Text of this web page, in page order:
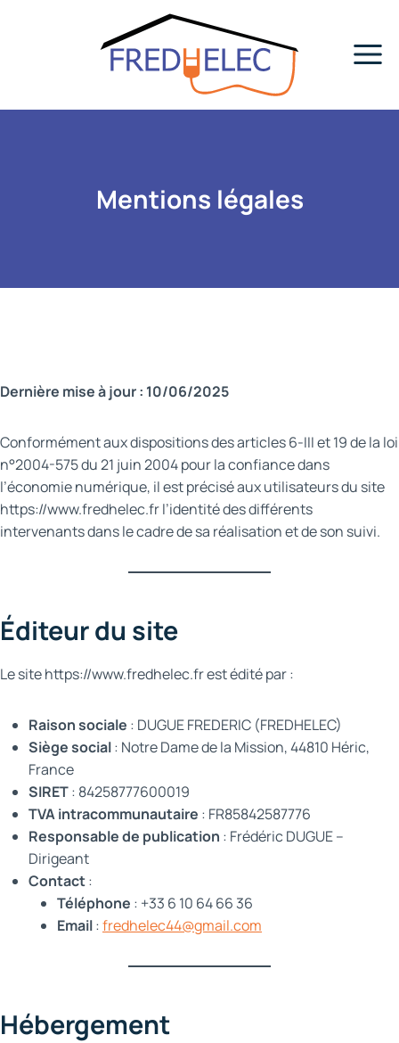
Panneau de gestion des cookies
Mentions légales
Dernière mise à jour : 10/06/2025
Conformément aux dispositions des articles 6-III et 19 de la loi
n°2004-575 du 21 juin 2004 pour la confiance dans
l’économie numérique, il est précisé aux utilisateurs du site
https://www.fredhelec.fr l’identité des différents
intervenants dans le cadre de sa réalisation et de son suivi.
Éditeur du site
Le site https://www.fredhelec.fr est édité par :
Raison sociale : DUGUE FREDERIC (FREDHELEC)
Siège social: Notre Dame de la Mission, 44810 Héric,
France
SIRET: 84258777600019
TVA intracommunautaire : FR85842587776
Responsable de publication : Frédéric DUGUE –
Dirigeant
Contact:
Téléphone : +33 6 10 64 66 36
Email:fredhelec44@gmail.com
Hébergement